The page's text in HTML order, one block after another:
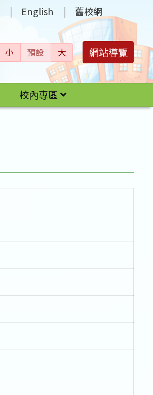
English 舊校網
小 預設 大 網站導覽
校內專區